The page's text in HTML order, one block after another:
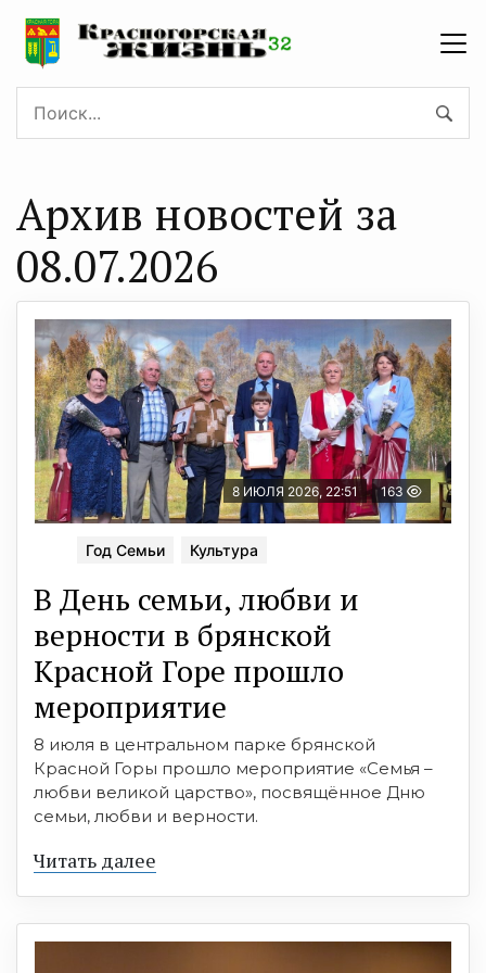
Архив новостей за
08.07.2026
8 ИЮЛЯ 2026, 22:51 163
Год Семьи Культура
В День семьи, любви и
верности в брянской
Красной Горе прошло
мероприятие
8 июля в центральном парке брянской
Красной Горы прошло мероприятие «Семья –
любви великой царство», посвящённое Дню
семьи, любви и верности.
Читать далее